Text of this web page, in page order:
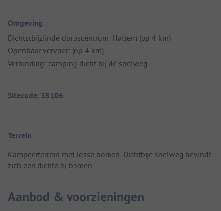
Omgeving
Dichtstbijzijnde dorpscentrum: Hattem (op 4 km)
Openbaar vervoer: (op 4 km)
Verbinding: camping dicht bij de snelweg
Sitecode: 55106
Terrein
Kampeerterrein met losse bomen. Dichtbije snelweg bevindt
zich een dichte rij bomen.
Aanbod & voorzieningen